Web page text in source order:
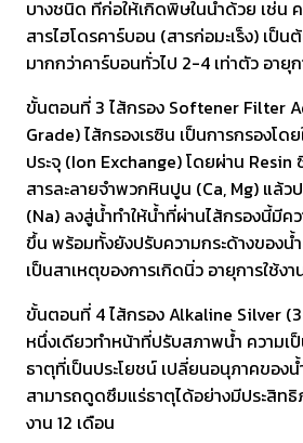
บางชนิด ที่ก่อให้เกิดพิษในน้ำด้วย เช่น
สารไฮโดรคาร์บอน (สารก่อมะเร็ง) เป็น
มากกว่าคาร์บอนทั่วไป 2-4 เท่าตัว อายุก
ขั้นตอนที่ 3 ไส้กรอง Softener Filter
Grade) ไส้กรองเรซิน เป็นการกรองโ
ประจุ (Ion Exchange) โดยผ่าน Resin
สารละลายจำพวกหินปูน (Ca, Mg) แล้ว
(Na) ลงสู่น้ำทำให้น้ำที่ผ่านไส้กรองนี้มี
ขึ้น พร้อมทั้งยังปรับความกระด้างของน้
เป็นสาเหตุของการเกิดนิ่ว อายุการใช้ง
ขั้นตอนที่ 4 ไส้กรอง Alkaline Silver
หนึ่งเดียวทำหน้าที่ปรับสภาพน้ำ ความเ
ธาตุที่เป็นประโยชน์ เปลี่ยนอนุภาคของน้
สามารถดูดซึมแร่ธาตุได้อย่างมีประสิท
งาน 12 เดือน